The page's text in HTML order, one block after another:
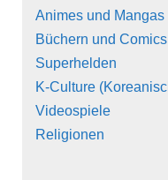
Animes und Mangas
Büchern und Comics
Superhelden
K-Culture
Videospiele
Religionen